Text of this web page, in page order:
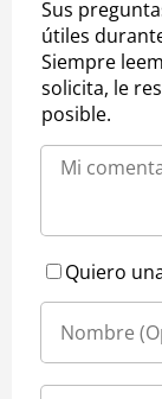
Sus
útiles
Siempre
solicita, le
posible.
Quiero